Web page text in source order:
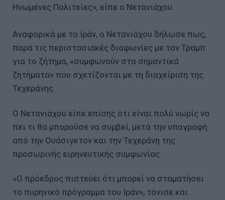
Ηνωμένες Πολιτείες», είπε ο Νετανιάχου.
Αναφορικά με το Ιράν, ο Νετανιάχου δήλωσε πως,
παρά τις περιστασιακές διαφωνίες με τον Τραμπ
για το ζήτημα, «συμφωνούν στα σημαντικά
ζητήματα» που σχετίζονται με τη διαχείριση της
Τεχεράνης.
Ο Νετανιάχου είπε επίσης ότι είναι πολύ νωρίς να
πει τι θα μπορούσε να συμβεί, μετά την υπογραφή
από την Ουάσιγκτον και την Τεχεράνη της
προσωρινής ειρηνευτικής συμφωνίας.
«Ο πρόεδρος πιστεύει ότι μπορεί να σταματήσει
το πυρηνικό πρόγραμμα του Ιράν», τόνισε και